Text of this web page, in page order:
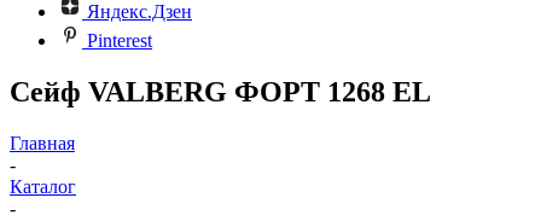
Яндекс.Дзен
Pinterest
Сейф VALBERG ФОРТ 1268 EL
Главная
-
Каталог
-